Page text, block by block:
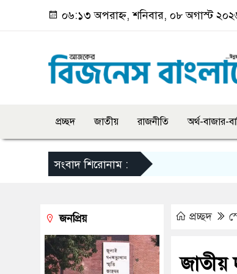
০৬:১৩ অপরাহ্ন, শনিবার, ০৮ অগাস্ট
প্রচ্ছদ জাতীয় রাজনীতি অর্থ-বাজার-
সংবাদ শিরোনাম :
প্রচ্ছদ
জাতীয়
জনপ্রিয়